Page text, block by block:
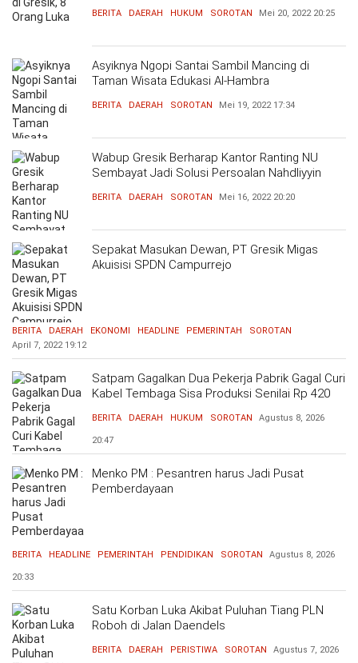
BERITA DAERAH HUKUM SOROTAN Mei 20, 2022 20:25
Asyiknya Ngopi Santai Sambil Mancing di
Taman Wisata Edukasi Al-Hambra
BERITA DAERAH SOROTAN Mei 19, 2022 17:34
Wabup Gresik Berharap Kantor Ranting NU
Sembayat Jadi Solusi Persoalan Nahdliyyin
BERITA DAERAH SOROTAN Mei 16, 2022 20:20
Sepakat Masukan Dewan, PT Gresik Migas
Akuisisi SPDN Campurrejo
BERITA DAERAH EKONOMI HEADLINE PEMERINTAH
SOROTAN
April 7, 2022 19:12
Satpam Gagalkan Dua Pekerja Pabrik Gagal Curi
Kabel Tembaga Sisa Produksi Senilai Rp 420
BERITA DAERAH HUKUM SOROTAN Agustus 8, 2026
20:47
Menko PM : Pesantren harus Jadi Pusat
Pemberdayaan
BERITA HEADLINE PEMERINTAH PENDIDIKAN SOROTAN Agustus 8, 2026
20:33
Satu Korban Luka Akibat Puluhan Tiang PLN
Roboh di Jalan Daendels
BERITA DAERAH PERISTIWA SOROTAN Agustus 7, 2026